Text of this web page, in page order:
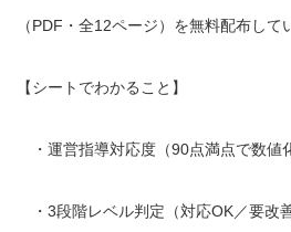
（PDF・全12ページ）を無料配布して
【シートでわかること】
・運営指導対応度（90点満点で数値
・3段階レベル判定（対応OK／要改